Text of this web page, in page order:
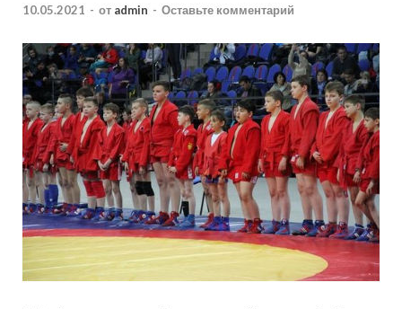
10.05.2021 - от admin - Оставьте комментарий